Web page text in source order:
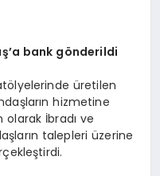
bank gönderildi
üretilen
hizmetine
olarak İbradı ve
talepleri üzerine